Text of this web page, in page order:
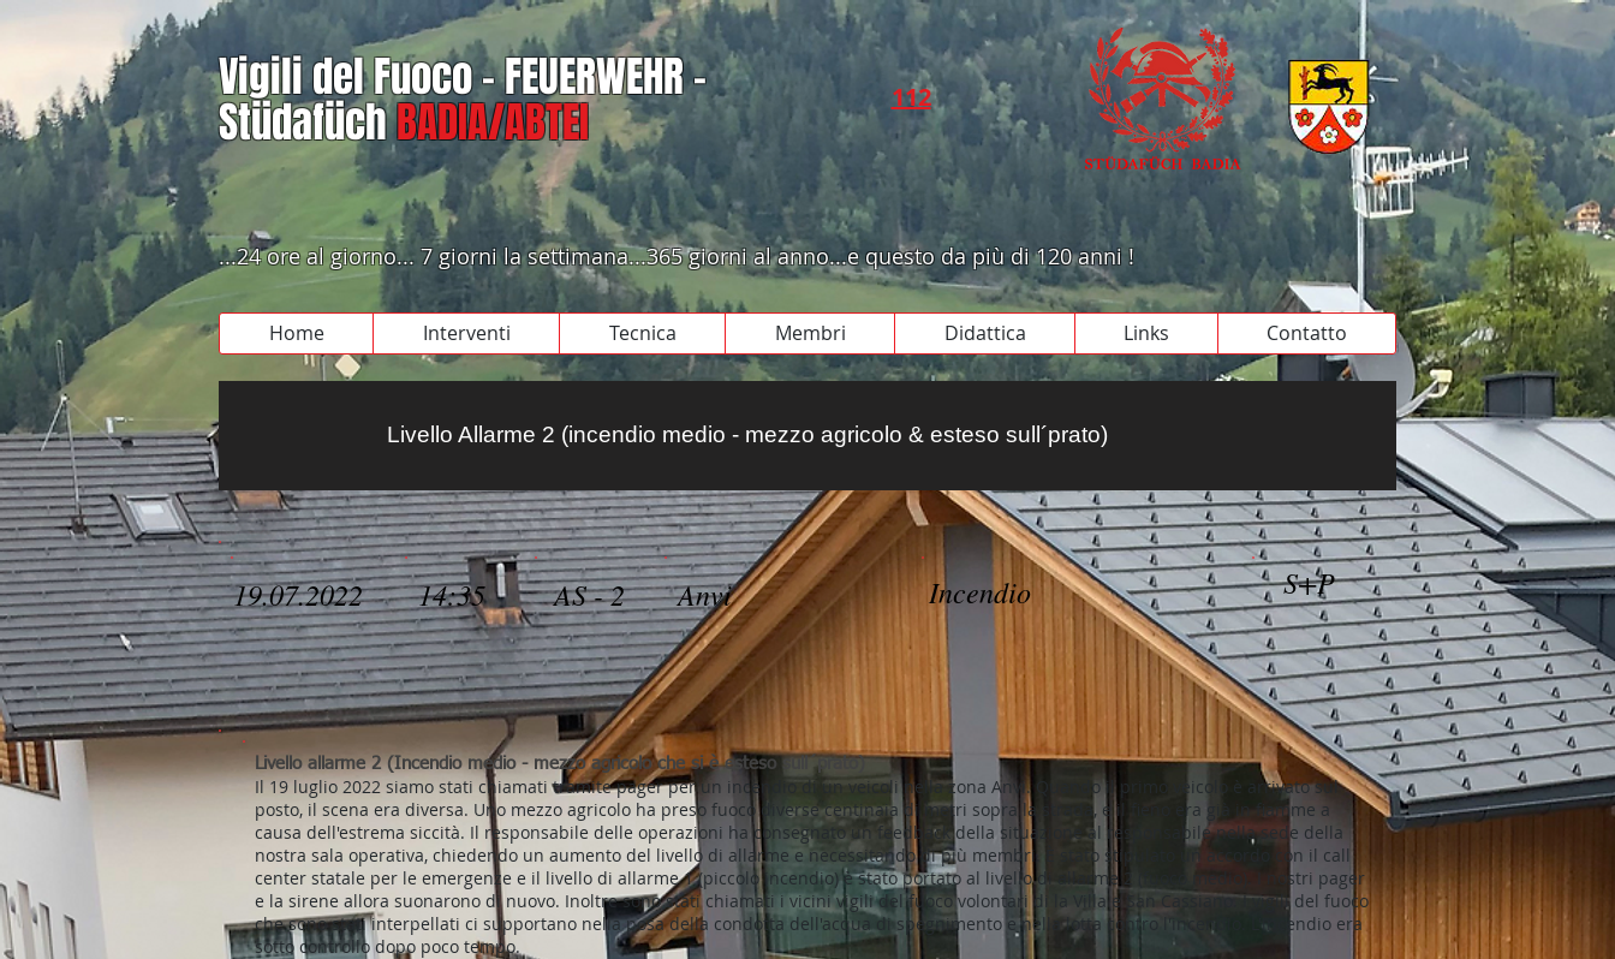
Vigili del Fuoco - FEUERWEHR -
StüdafüchBADIA/ABTEI 112​​
...24 ore al giorno... 7 giorni la settimana...365 giorni al anno...e questo da più di 120 anni !
Home Interventi Tecnica Membri Didattica Links Contatto
Livello Allarme 2 (incendio medio - mezzo agricolo & esteso sull´prato)
19.07.2022 14:35 AS - 2 Anvi Incendio S+P
Livello allarme 2 (Incendio medio - mezzo agricolo che si è esteso sull´prato)
Il 19 luglio 2022 siamo stati chiamati tramite pager per un incendio di un veicoli nella zona Anvi. Quando il primo veicolo è arrivato sul
posto, il scena era diversa. Uno mezzo agricolo ha preso fuoco diverse centinaia di metri sopra la strada, e il fieno era già in fiamme a
causa dell'estrema siccità. Il responsabile delle operazioni ha consegnato un feedback della situazione al responsabile nella sede della
nostra sala operativa, chiedendo un aumento del livello di allarme e necessitando di più membri. È stato stipulato un accordo con il call
center statale per le emergenze e il livello di allarme 1 (piccolo incendio) è stato portato al livello di allarme 2 (fuoco medio). I nostri pager
e la sirene allora suonarono di nuovo. Inoltre sono stati chiamati i vicini vigili del fuoco volontari di la Villa e San Cassiano. I vigili del fuoco
che sono stati interpellati ci supportano nella posa della condotta dell'acqua di spegnimento e nella lotta contro l'incendio. L'incendio era
sotto controllo dopo poco tempo.